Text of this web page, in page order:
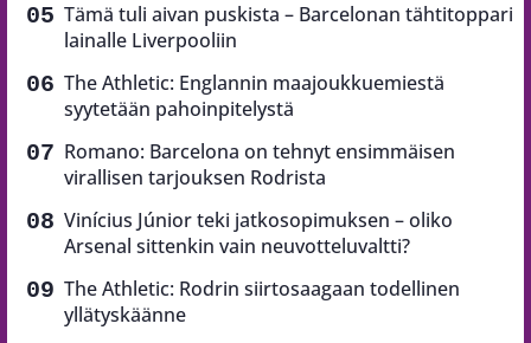
Tämä tuli aivan puskista – Barcelonan tähtitoppari
lainalle Liverpooliin
The Athletic: Englannin maajoukkuemiestä
syytetään pahoinpitelystä
Romano: Barcelona on tehnyt ensimmäisen
virallisen tarjouksen Rodrista
Vinícius Júnior teki jatkosopimuksen – oliko
Arsenal sittenkin vain neuvotteluvaltti?
The Athletic: Rodrin siirtosaagaan todellinen
yllätyskäänne